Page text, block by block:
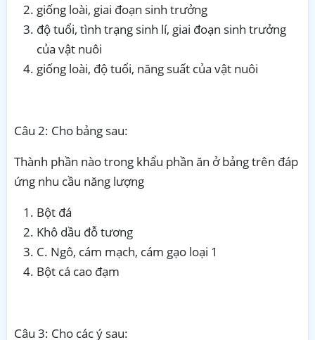
giống loài, giai đoạn sinh trưởng
độ tuổi, tình trạng sinh lí, giai đoạn sinh trưởng
của vật nuôi
giống loài, độ tuổi, năng suất của vật nuôi
Câu 2: Cho bảng sau:
Thành phần nào trong khẩu phần ăn ở bảng trên đáp
ứng nhu cầu năng lượng
Bột đá
Khô dầu đỗ tương
C. Ngô, cám mạch, cám gạo loại 1
Bột cá cao đạm
Câu 3: Cho các ý sau: